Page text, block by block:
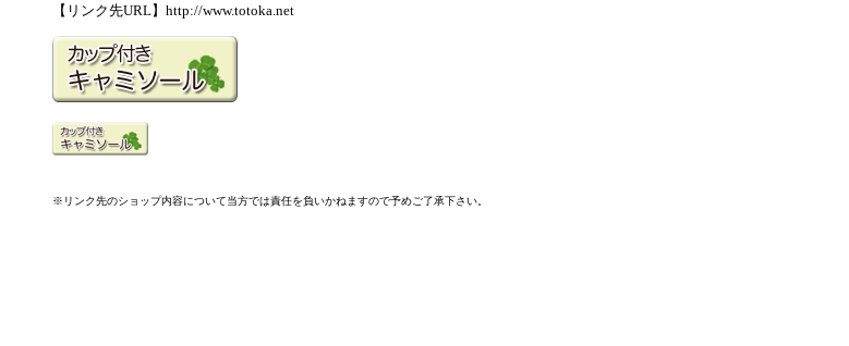
【リンク先URL】http://www.totoka.net
※リンク先のショップ内容について当方では責任を負いかねますので予めご了承下さい。